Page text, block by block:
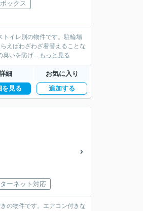
ックス
トイレ別の物件です。駐輪場
えばわざわざ着替えることな
臭いを防げ... もっと見る
細 お気に入り
を見る 追加する
ーネット対応
の物件です。エアコン付きな